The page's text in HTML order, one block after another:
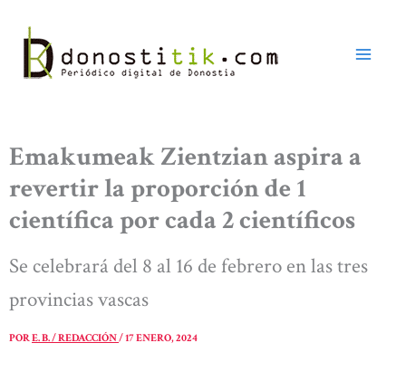
contenido
Emakumeak Zientzian aspira a
revertir la proporción de 1
científica por cada 2 científicos
Se celebrará del 8 al 16 de febrero en las tres
provincias vascas
PORE. B. / REDACCIÓN/17 ENERO, 2024